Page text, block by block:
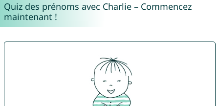
Quiz des prénoms avec Charlie – Commencez
maintenant !